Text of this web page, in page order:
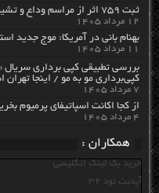
ثبت ۷۵۹ اثر از مراسم وداع و تشییع رهبر شهید انقلاب
۱۲ مرداد ۱۴۰۵
بهنام بانی در آمریکا: موج جدید
۱۱ مرداد ۱۴۰۵
بررسی تطبیقی کپی برداری
کپی‌برداری مو به مو / اینجا
۷ مرداد ۱۴۰۵
از کجا اکانت اسپاتیفای پرمیوم بخریم؟ معرفی ۴
۴ مرداد ۱۴۰۵
همکاران :
خرید بک لینک انگلیسی
آپدیت نود 32